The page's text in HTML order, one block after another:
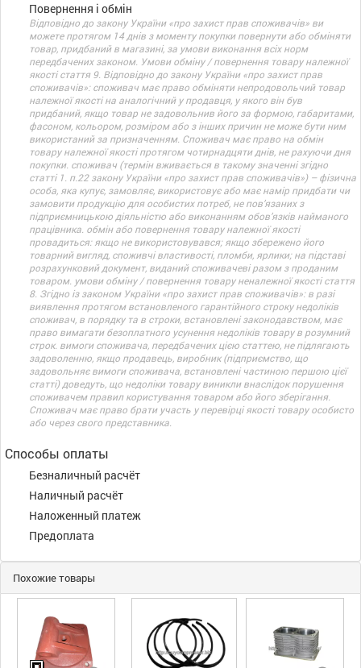
Повернення і обмін
Відповідно до закону України «про захист прав споживачів» ви
можете протягом 14 днів з моменту покупки повернути або обміняти
товар, придбаний в магазині, за умови виконання всіх норм
передбачених законом. Умови обміну / повернення товару належної
якості стаття 9. Відповідно до закону України «про захист прав
споживачів»: споживач має право обміняти непродовольчий товар
належної якості на аналогічний у продавця, у якого він був
придбаний, якщо товар не задовольнив його за формою, габаритами,
фасоном, кольором, розміром або з інших причин не може бути ним
використаний за призначенням. Споживач має право на обмін
товару належної якості протягом чотирнадцяти днів, не рахуючи дня
покупки. споживач (термін вживається в такому значенні згідно
статті 1. п.22 закону України «про захист прав споживачів») – фізична
особа, яка купує, замовляє, використовує або має намір придбати чи
замовити продукцію для особистих потреб, не пов’язаних з
підприємницькою діяльністю або виконанням обов’язків найманого
працівника. обмін або повернення товару належної якості
провадиться: якщо не використовувався; якщо збережено його
товарний вигляд, споживчі властивості, пломби, ярлики; на підставі
розрахунковий документ, виданий споживачеві разом з проданим
товаром. умови обміну / повернення товару неналежної якості стаття
8. Згідно із законом України «про захист прав споживачів»: в разі
виявлення протягом встановленого гарантійного строку недоліків
споживач, в порядку та в строки, встановлені законодавством, має
право вимагати безоплатного усунення недоліків товару в розумний
строк. вимоги споживача, передбачених цією статтею, не підлягають
задоволенню, якщо продавець, виробник (підприємство, що
задовольняє вимоги споживача, встановлені частиною першою цієї
статті) доведуть, що недоліки товару виникли внаслідок порушення
споживачем правил користування товаром або його зберігання.
Споживач має право брати участь у перевірці якості товару особисто
або через свого представника.
Способы оплаты
Безналичный расчёт
Наличный расчёт
Наложенный платеж
Предоплата
Похожие товары